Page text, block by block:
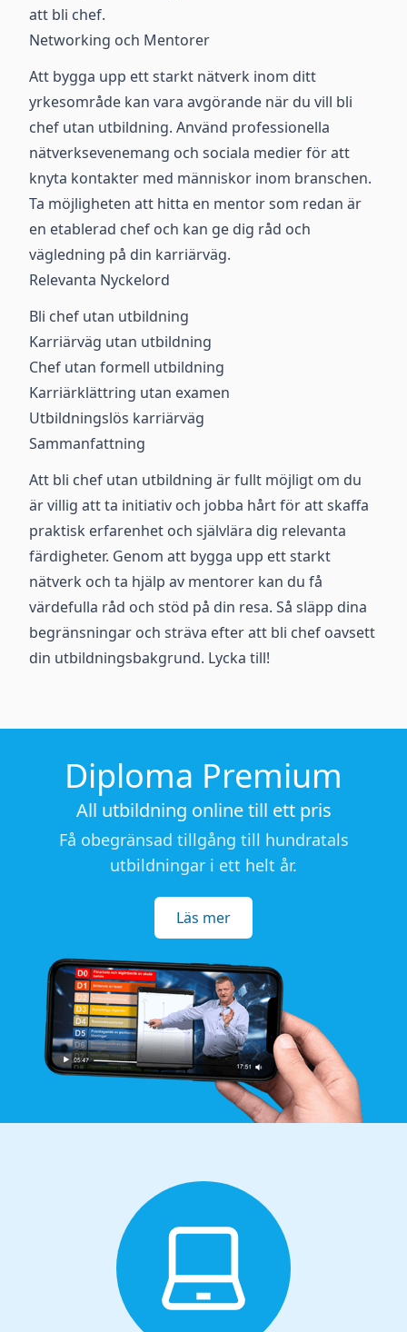
att bli chef.
Networking och Mentorer
Att bygga upp ett starkt nätverk inom ditt
yrkesområde kan vara avgörande när du vill bli
chef utan utbildning. Använd professionella
nätverksevenemang och sociala medier för att
knyta kontakter med människor inom branschen.
Ta möjligheten att hitta en mentor som redan är
en etablerad chef och kan ge dig råd och
vägledning på din karriärväg.
Relevanta Nyckelord
Bli chef utan utbildning
Karriärväg utan utbildning
Chef utan formell utbildning
Karriärklättring utan examen
Utbildningslös karriärväg
Sammanfattning
Att bli chef utan utbildning är fullt möjligt om du
är villig att ta initiativ och jobba hårt för att skaffa
praktisk erfarenhet och självlära dig relevanta
färdigheter. Genom att bygga upp ett starkt
nätverk och ta hjälp av mentorer kan du få
värdefulla råd och stöd på din resa. Så släpp dina
begränsningar och sträva efter att bli chef oavsett
din utbildningsbakgrund. Lycka till!
Diploma Premium
All utbildning online till ett pris
Få obegränsad tillgång till hundratals
utbildningar i ett helt år.
Läs mer